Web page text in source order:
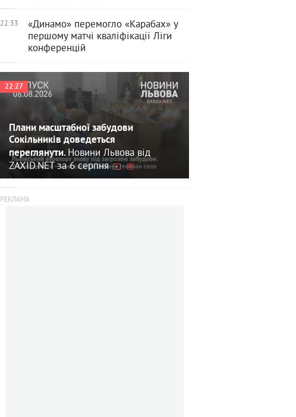
22:33
«Динамо» перемогло «Карабах» у
першому матчі кваліфікації Ліги
конференцій
22:27
Плани масштабної забудови
Сокільників доведеться
переглянути. Новини Львова від
ZAXID.NET за 6 серпня